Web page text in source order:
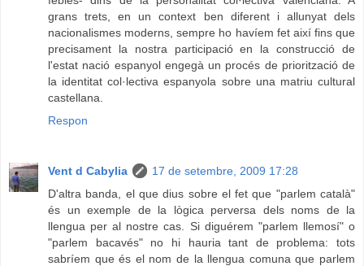
grans trets, en un context ben diferent i allunyat dels
nacionalismes moderns, sempre ho havíem fet així fins que
precisament la nostra participació en la construcció de
l'estat nació espanyol engegà un procés de priorització de
la identitat col·lectiva espanyola sobre una matriu cultural
castellana.
Respon
Vent d Cabylia
17 de setembre, 2009 17:28
D'altra banda, el que dius sobre el fet que "parlem català"
és un exemple de la lògica perversa dels noms de la
llengua per al nostre cas. Si diguérem "parlem llemosí" o
"parlem bacavés" no hi hauria tant de problema: tots
sabríem que és el nom de la llengua comuna que parlem